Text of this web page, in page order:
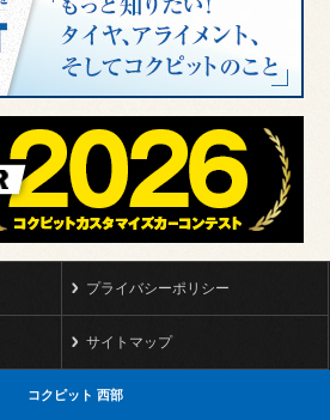
プライバシーポリシー
サイトマップ
コクピット 西部